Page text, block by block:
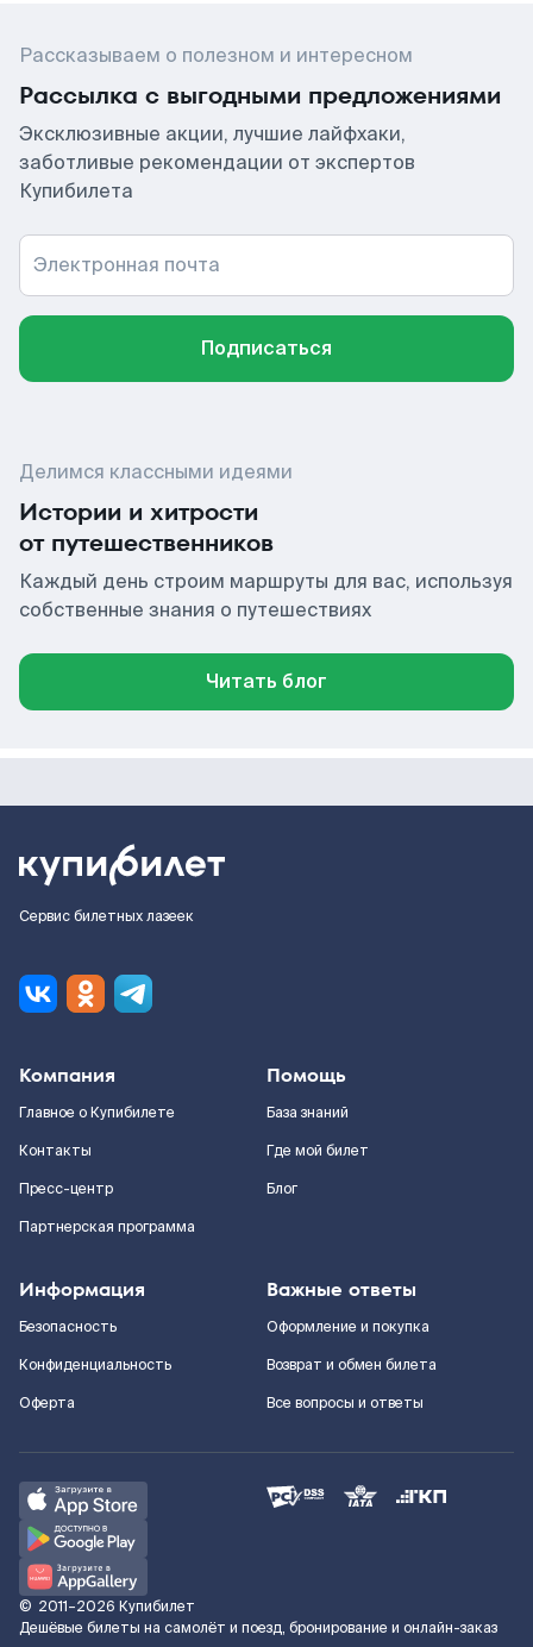
Рассказываем о полезном и интересном
Рассылка с выгодными предложениями
Эксклюзивные акции, лучшие лайфхаки,
заботливые рекомендации от экспертов
Купибилета
Электронная почта
Подписаться
Делимся классными идеями
Истории и хитрости
от путешественников
Каждый день строим маршруты для вас, используя
собственные знания о путешествиях
Читать блог
Сервис билетных лазеек
Компания
Главное о Купибилете
Контакты
Пресс-центр
Партнерская программа
Помощь
База знаний
Где мой билет
Блог
Информация
Безопасность
Конфиденциальность
Оферта
Важные ответы
Оформление и покупка
Возврат и обмен билета
Все вопросы и ответы
© 2011–2026 Купибилет
Дешёвые билеты на самолёт и поезд, бронирование и онлайн-заказ